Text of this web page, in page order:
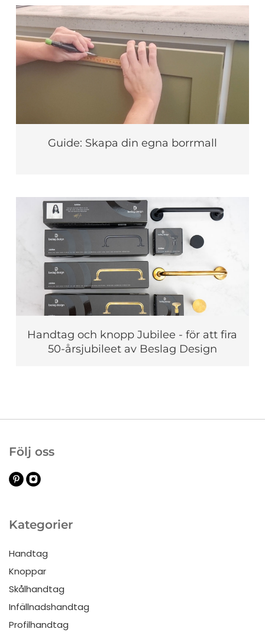
Guide: Skapa din egna borrmall
Handtag och knopp Jubilee - för att fira
50-årsjubileet av Beslag Design
Kategorier
Handtag
Knoppar
Skålhandtag
Infällnadshandtag
Profilhandtag
Följ oss